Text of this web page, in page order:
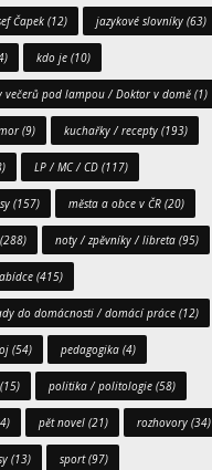
Čapek (12) jazykové slovníky (63)
kdo je (10)
večerů pod lampou / Doktor v domě (1)
(9) kuchařky / recepty (193)
LP / MC / CD (117)
(157) města a obce v ČR (20)
(288) noty / zpěvníky / libreta (95)
(415)
do domácnosti / domácí práce (12)
(54) pedagogika (4)
(15) politika / politologie (58)
pět novel (21) rozhovory (34)
(13) sport(97)